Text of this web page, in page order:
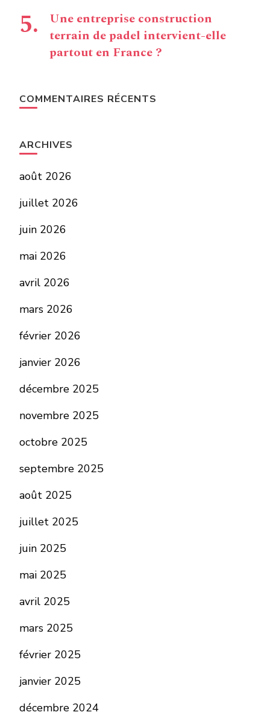
Une entreprise construction
terrain de padel intervient-elle
partout en France ?
COMMENTAIRES RÉCENTS
ARCHIVES
août 2026
juillet 2026
juin 2026
mai 2026
avril 2026
mars 2026
février 2026
janvier 2026
décembre 2025
novembre 2025
octobre 2025
septembre 2025
août 2025
juillet 2025
juin 2025
mai 2025
avril 2025
mars 2025
février 2025
janvier 2025
décembre 2024